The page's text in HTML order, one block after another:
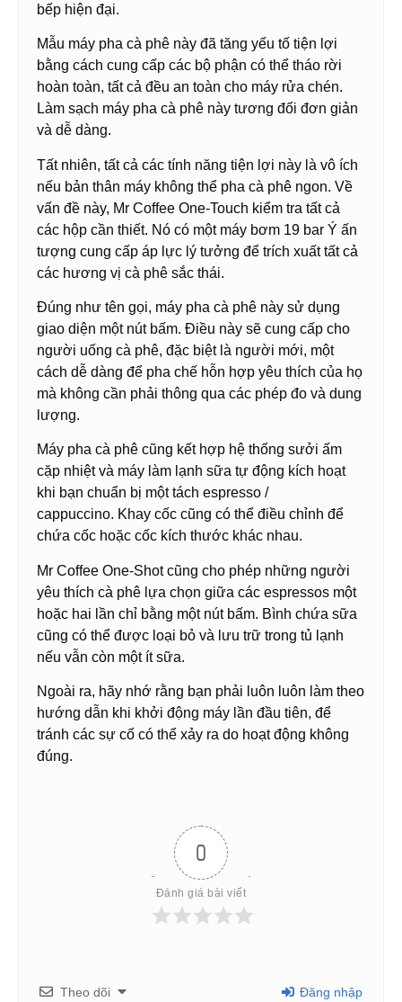
bếp hiện đại.
Mẫu máy pha cà phê này đã tăng yếu tố tiện lợi
bằng cách cung cấp các bộ phận có thể tháo rời
hoàn toàn, tất cả đều an toàn cho máy rửa chén.
Làm sạch máy pha cà phê này tương đối đơn giản
và dễ dàng.
Tất nhiên, tất cả các tính năng tiện lợi này là vô ích
nếu bản thân máy không thể pha cà phê ngon. Về
vấn đề này, Mr Coffee One-Touch kiểm tra tất cả
các hộp cần thiết. Nó có một máy bơm 19 bar Ý ấn
tượng cung cấp áp lực lý tưởng để trích xuất tất cả
các hương vị cà phê sắc thái.
Đúng như tên gọi, máy pha cà phê này sử dụng
giao diện một nút bấm. Điều này sẽ cung cấp cho
người uống cà phê, đặc biệt là người mới, một
cách dễ dàng để pha chế hỗn hợp yêu thích của họ
mà không cần phải thông qua các phép đo và dung
lượng.
Máy pha cà phê cũng kết hợp hệ thống sưởi ấm
cặp nhiệt và máy làm lạnh sữa tự động kích hoạt
khi bạn chuẩn bị một tách espresso /
cappuccino. Khay cốc cũng có thể điều chỉnh để
chứa cốc hoặc cốc kích thước khác nhau.
Mr Coffee One-Shot cũng cho phép những người
yêu thích cà phê lựa chọn giữa các espressos một
hoặc hai lần chỉ bằng một nút bấm. Bình chứa sữa
cũng có thể được loại bỏ và lưu trữ trong tủ lạnh
nếu vẫn còn một ít sữa.
Ngoài ra, hãy nhớ rằng bạn phải luôn luôn làm theo
hướng dẫn khi khởi động máy lần đầu tiên, để
tránh các sự cố có thể xảy ra do hoạt động không
đúng.
0
Đánh giá bài viết
Theo dõi Đăng nhập